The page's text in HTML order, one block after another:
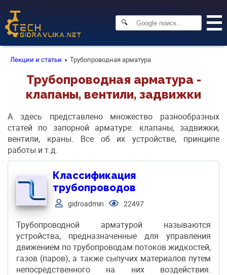
🔍
Лекции и статьи Трубопроводная арматура
Трубопроводная арматура -
клапаны, вентили, задвижки
А здесь представлено множество разнообразных
статей по запорной арматуре: клапаны, задвижки,
вентили, краны. Все об их устройстве, принципе
работы и т.д.
Классификация
трубопроводов
gidroadmin 22497
Трубопроводной арматурой называются
устройства, предназначенные для управления
движением по трубопроводам потоков жидкостей,
газов (паров), а также сыпучих материалов путем
непосредственного на них воздействия.